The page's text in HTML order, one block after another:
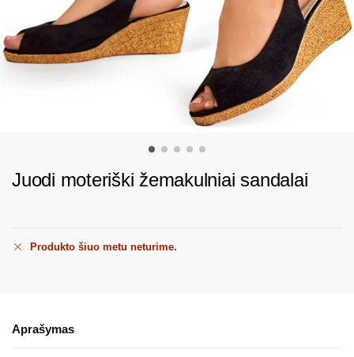
Juodi moteriški žemakulniai sandalai
Produkto šiuo metu neturime.
Aprašymas